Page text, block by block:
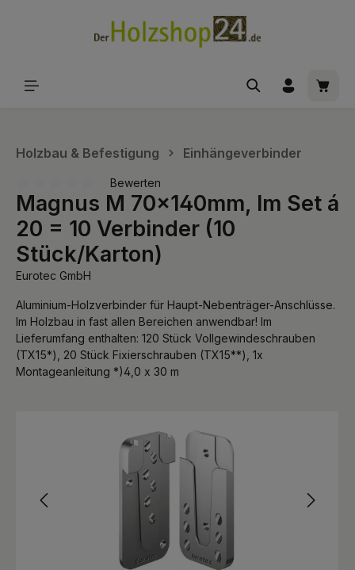
Holzbau & Befestigung Einhängeverbinder
Durchschnittliche Bewertung von 0 von 5 Sternen
Bewerten
Magnus M 70x140mm, Im Set á
20 = 10 Verbinder (10
Stück/Karton)
Eurotec GmbH
Aluminium-Holzverbinder für Haupt-Nebenträger-Anschlüsse.
Im Holzbau in fast allen Bereichen anwendbar! Im
Lieferumfang enthalten: 120 Stück Vollgewindeschrauben
(TX15*), 20 Stück Fixierschrauben (TX15**), 1x
Montageanleitung *)4,0 x 30 m